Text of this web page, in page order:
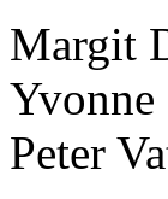
Margit
Peter